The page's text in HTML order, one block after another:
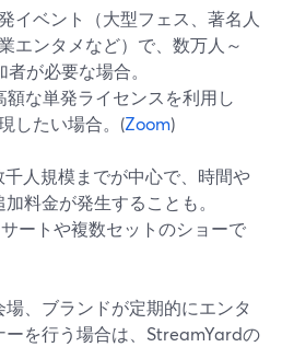
イベント（大型フェス、著名人
エンタメなど）で、数万人～
が必要な場合。
額な単発ライセンスを利用し
したい場合。(Zoom)
人規模までが中心で、時間や
料金が発生することも。
ートや複数セットのショーで
、ブランドが定期的にエンタ
ーを行う場合は、StreamYardの